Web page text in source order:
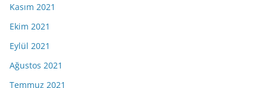
Kasım 2021
Ekim 2021
Eylül 2021
Ağustos 2021
Temmuz 2021